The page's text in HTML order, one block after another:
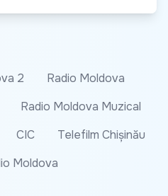
2
Radio Moldova
Radio Moldova Muzical
CIC
Telefilm Chișinău
Moldova